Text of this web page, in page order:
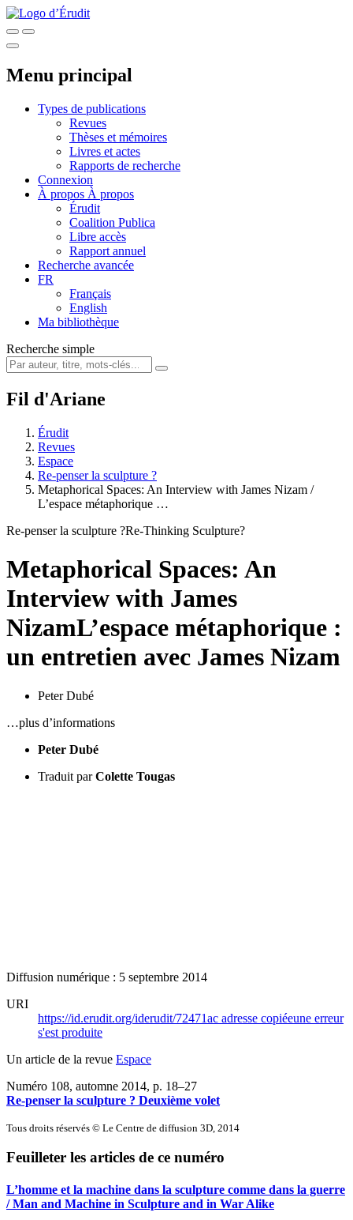
Menu principal
Types de publications
Revues
Thèses et mémoires
Livres et actes
Rapports de recherche
Connexion
À propos À propos
Érudit
Coalition Publica
Libre accès
Rapport annuel
Recherche avancée
FR
Français
English
Ma bibliothèque
Recherche simple
Fil d'Ariane
Érudit
Revues
Espace
Re-penser la sculpture ?
Metaphorical Spaces: An Interview with James Nizam /
L’espace métaphorique …
Re-penser la sculpture ?Re-Thinking Sculpture?
Metaphorical Spaces: An
Interview with James
NizamL’espace métaphorique :
un entretien avec James Nizam
Peter Dubé
…plus d’informations
Peter Dubé
Traduit par Colette Tougas
Diffusion numérique : 5 septembre 2014
URI
https://id.erudit.org/iderudit/72471ac adresse copiéeune erreur
s'est produite
Un article de la revue Espace
Numéro 108, automne 2014, p. 18–27
Re-penser la sculpture ? Deuxième volet
Tous droits réservés © Le Centre de diffusion 3D, 2014
Feuilleter les articles de ce numéro
L’homme et la machine dans la sculpture comme dans la guerre
/ Man and Machine in Sculpture and in War Alike